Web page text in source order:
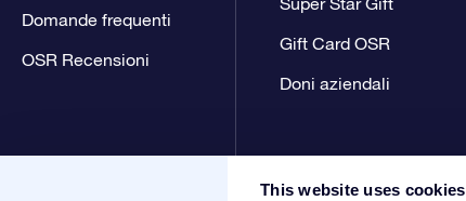
This website uses cookies
Domande frequenti
OSR Recensioni
Gift Card OSR
Doni aziendali